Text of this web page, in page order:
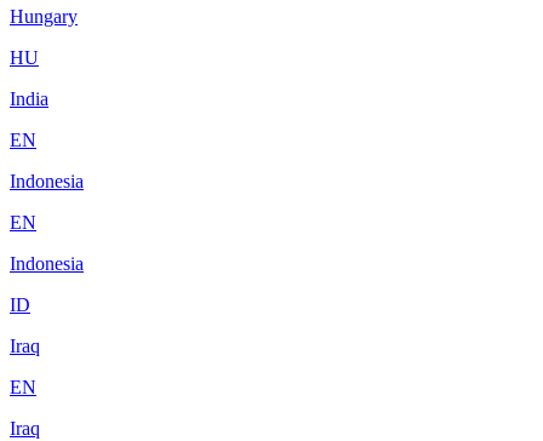
Hungary
HU
India
EN
Indonesia
EN
Indonesia
ID
Iraq
EN
Iraq